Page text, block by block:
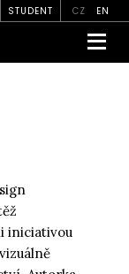
STUDENT CZ EN
iniciativou